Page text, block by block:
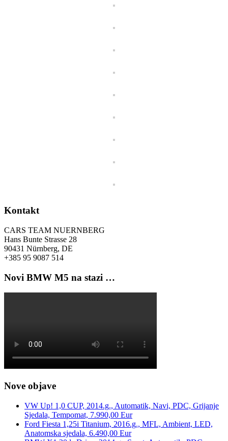
Kontakt
CARS TEAM NUERNBERG
Hans Bunte Strasse 28
90431 Nürnberg, DE
+385 95 9087 514
Novi BMW M5 na stazi …
Nove objave
VW Up! 1,0 CUP, 2014.g., Automatik, Navi, PDC, Grijanje
Sjedala, Tempomat, 7.990,00 Eur
Ford Fiesta 1,25i Titanium, 2016.g., MFL, Ambient, LED,
Anatomska sjedala, 6.490,00 Eur